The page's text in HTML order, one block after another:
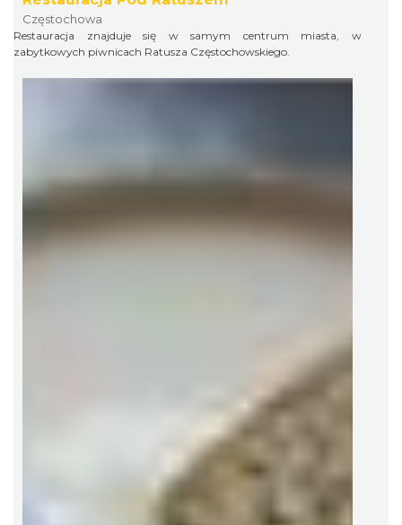
Częstochowa
Restauracja znajduje się w samym centrum miasta, w
zabytkowych piwnicach Ratusza Częstochowskiego.